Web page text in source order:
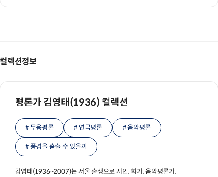
컬렉션정보
평론가 김영태(1936) 컬렉션
# 무용평론 # 연극평론 # 음악평론
# 풍경을 춤출 수 있을까
김영태(1936~2007)는 서울 출생으로 시인, 화가, 음악평론가,